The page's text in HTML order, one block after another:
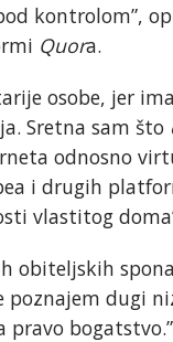
kontrolom”,
Quora.
osobe, jer
Sretna sam što
odnosno
i drugih
vlastitog
obiteljskih
dugi
pravo bogatstvo.”